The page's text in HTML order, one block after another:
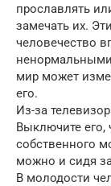
прославлять
замечать их.
человечество
мир может
его.
Из-за
Выключите его,
собственного
можно и сидя
В молодости